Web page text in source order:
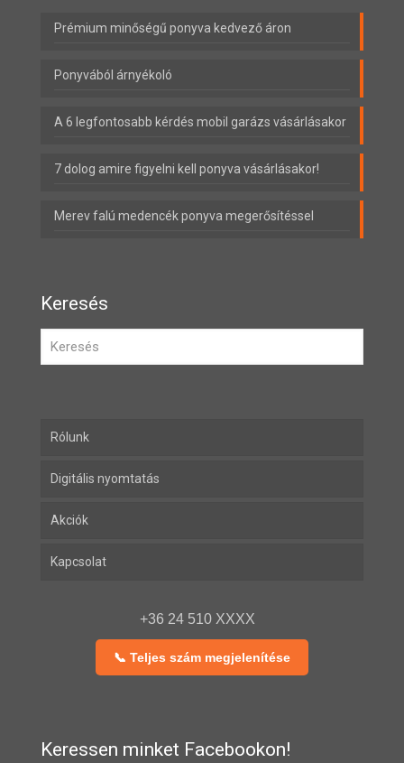
Prémium minőségű ponyva kedvező áron
Ponyvából árnyékoló
A 6 legfontosabb kérdés mobil garázs vásárlásakor
7 dolog amire figyelni kell ponyva vásárlásakor!
Merev falú medencék ponyva megerősítéssel
Keresés
Rólunk
Digitális nyomtatás
Akciók
Kapcsolat
+36 24 510 XXXX
📞 Teljes szám megjelenítése
Keressen minket Facebookon!